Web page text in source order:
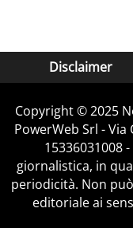
Disclaimer
Copyright © 2025
PowerWeb Srl - Via
15336031008
giornalistica, in
periodicità. Non
editoriale ai